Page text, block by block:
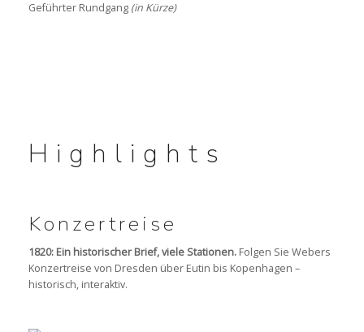
Geführter Rundgang (in Kürze)
Highlights
Konzertreise
1820: Ein historischer Brief, viele Stationen. Folgen Sie Webers
Konzertreise von Dresden über Eutin bis Kopenhagen –
historisch, interaktiv.